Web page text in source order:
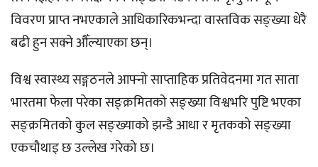
विवरण प्राप्त नभएकाले आधिकारिकभन्दा वास्तविक सङ्ख्या धेरै
बढी हुन सक्ने औँल्याएका छन्।
विश्व स्वास्थ्य सङ्गठनले आफ्नो साप्ताहिक प्रतिवेदनमा गत साता
भारतमा फेला परेका सङ्क्रमितको सङ्ख्या विश्वभरि पुष्टि भएका
सङ्क्रमितको कुल सङ्ख्याको झन्डै आधा र मृतकको सङ्ख्या
एकचौथाइ छ उल्लेख गरेको छ।